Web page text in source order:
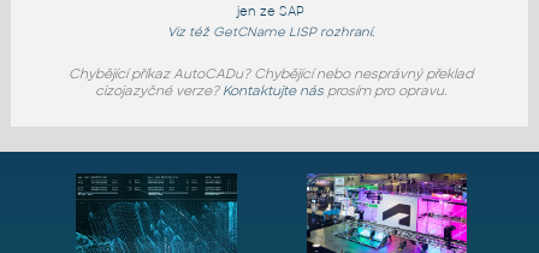
jen ze SAP
Viz též GetCNameLISP rozhraní.
Chybějící příkaz AutoCADu? Chybějící nebo nesprávný překlad
cizojazyčné verze? Kontaktujte násprosím pro opravu.